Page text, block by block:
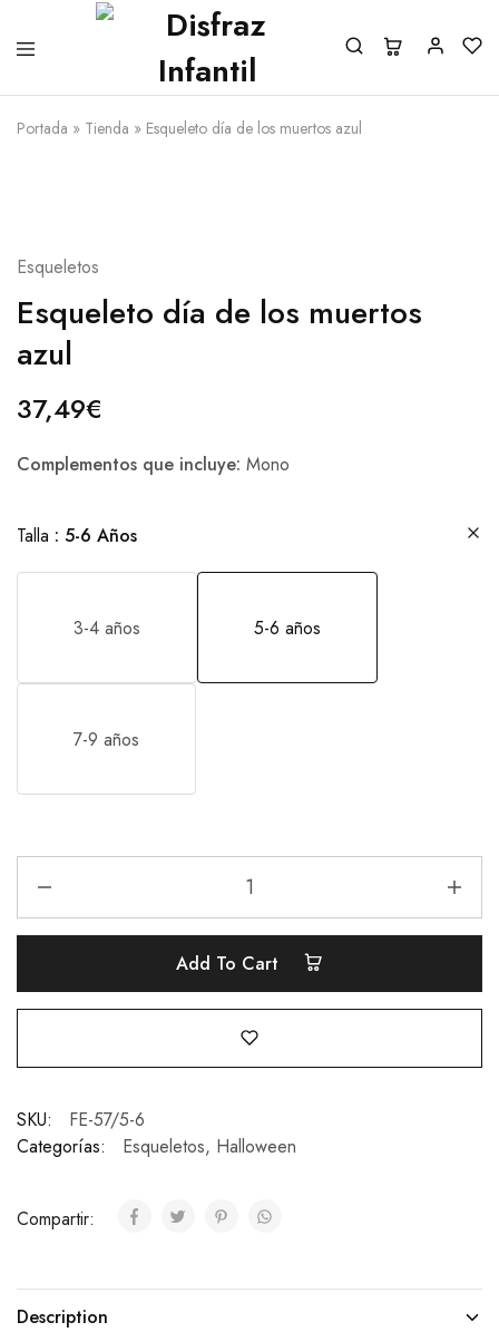
Portada » Tienda » Esqueleto día de los muertos azul
Esqueletos
Esqueleto día de los muertos
azul
37,49€
Complementos que incluye: Mono
Talla 5-6 Años
3-4 años 5-6 años
7-9 años
Add To Cart
SKU:
FE-57/5-6
Categorías:
Esqueletos, Halloween
Compartir:
Description